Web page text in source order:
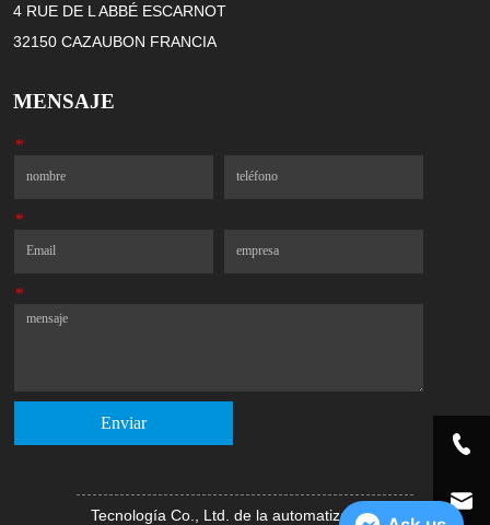
4 RUE DE L ABBÉ ESCARNOT
32150 CAZAUBON FRANCIA
MENSAJE
*Nombre
*Correo electrónico
*Mensaje
Enviar
Tecnología Co., Ltd. de la automatización de